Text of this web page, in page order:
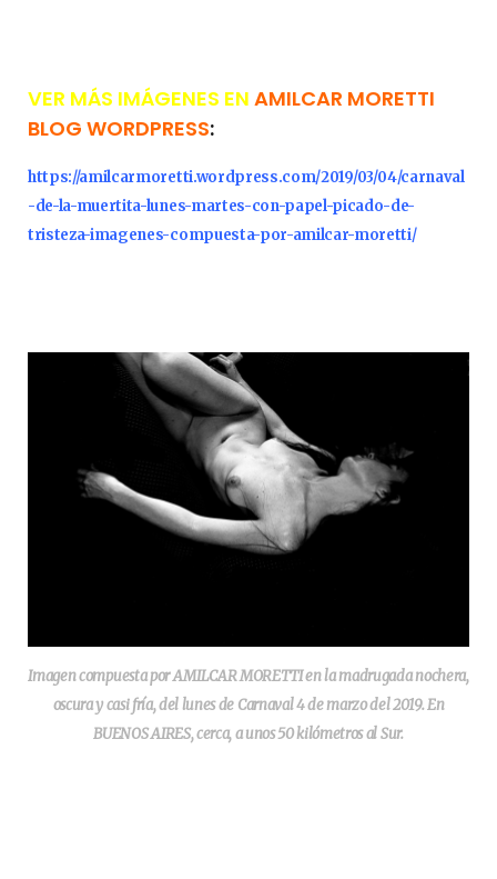
VER MÁS IMÁGENES EN AMILCAR MORETTI
BLOG WORDPRESS:
https://amilcarmoretti.wordpress.com/2019/03/04/carnaval
-de-la-muertita-lunes-martes-con-papel-picado-de-
tristeza-imagenes-compuesta-por-amilcar-moretti/
Imagen compuesta por AMILCAR MORETTI en la madrugada nochera,
oscura y casi fría, del lunes de Carnaval 4 de marzo del 2019. En
BUENOS AIRES, cerca, a unos 50 kilómetros al Sur.